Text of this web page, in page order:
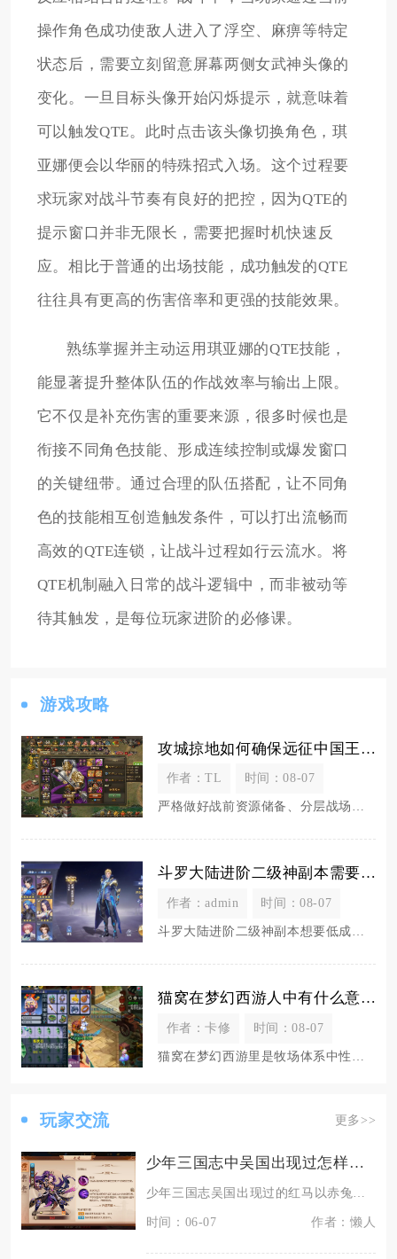
操作角色成功使敌人进入了浮空、麻痹等特定
状态后，需要立刻留意屏幕两侧女武神头像的
变化。一旦目标头像开始闪烁提示，就意味着
可以触发QTE。此时点击该头像切换角色，琪
亚娜便会以华丽的特殊招式入场。这个过程要
求玩家对战斗节奏有良好的把控，因为QTE的
提示窗口并非无限长，需要把握时机快速反
应。相比于普通的出场技能，成功触发的QTE
往往具有更高的伤害倍率和更强的技能效果。
熟练掌握并主动运用琪亚娜的QTE技能，
能显著提升整体队伍的作战效率与输出上限。
它不仅是补充伤害的重要来源，很多时候也是
衔接不同角色技能、形成连续控制或爆发窗口
的关键纽带。通过合理的队伍搭配，让不同角
色的技能相互创造触发条件，可以打出流畅而
高效的QTE连锁，让战斗过程如行云流水。将
QTE机制融入日常的战斗逻辑中，而非被动等
待其触发，是每位玩家进阶的必修课。
游戏攻略
攻城掠地如何确保远征中国王的安全与胜利
作者：TL 时间：08-07
严格做好战前资源储备、分层战场布防、全员分工制衡三线操作，既能全程守住本国国王主城安全不被
斗罗大陆进阶二级神副本需要哪些技巧和策略
作者：admin 时间：08-07
斗罗大陆进阶二级神副本想要低成本稳定通关，核心分为路线选择、体力规划、元素道具储备、战前属
猫窝在梦幻西游人中有什么意义
作者：卡修 时间：08-07
猫窝在梦幻西游里是牧场体系中性价比最高的哺乳类宝宝窝，是普通玩家稳定刷取牧场积分、维持牧场
玩家交流 更多>>
少年三国志中吴国出现过怎样的红马
少年三国志吴国出现过的红马以赤兔胭脂兽、霹雳的卢马、惊帆掠影、绝地奔雷马为主，其中赤兔与的
时间：06-07 作者：懒人